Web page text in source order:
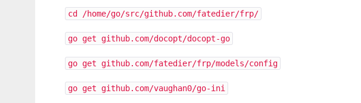
cd /home/go/src/github.com/fatedier/frp/
go get github.com/docopt/docopt-go
go get github.com/fatedier/frp/models/config
go get github.com/vaughan0/go-ini